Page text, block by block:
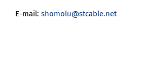
E-mail: shomolu@stcable.net